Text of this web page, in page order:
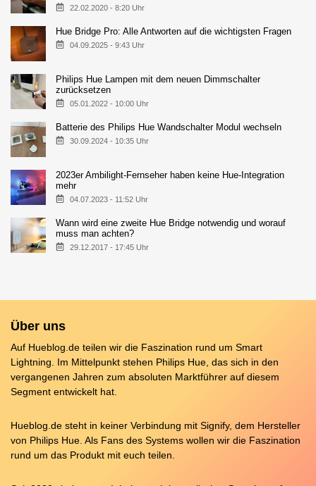
22.02.2020 - 8:20 Uhr
Hue Bridge Pro: Alle Antworten auf die wichtigsten Fragen
04.09.2025 - 9:43 Uhr
Philips Hue Lampen mit dem neuen Dimmschalter
zurücksetzen
05.01.2022 - 10:00 Uhr
Batterie des Philips Hue Wandschalter Modul wechseln
30.09.2024 - 10:35 Uhr
2023er Ambilight-Fernseher haben keine Hue-Integration
mehr
04.07.2023 - 11:52 Uhr
Wann wird eine zweite Hue Bridge notwendig und worauf
muss man achten?
29.12.2017 - 17:45 Uhr
Über uns
Auf Hueblog.de teilen wir die Faszination rund um Smart
Lightning. Im Mittelpunkt stehen Philips Hue, das sich in den
vergangenen Jahren zum absoluten Marktführer auf diesem
Segment entwickelt hat.
Hueblog.de steht in keiner Verbindung mit Signify, dem Hersteller
von Philips Hue. Als Fans des Systems wollen wir die Faszination
rund um das Produkt mit euch teilen.